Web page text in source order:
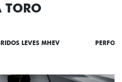
TORO
LEVES MHEV